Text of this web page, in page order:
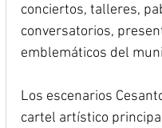
conciertos, talleres,
conversatorios,
emblemáticos del
Los escenarios
cartel artístico